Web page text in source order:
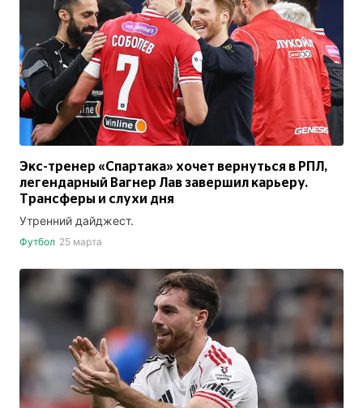
Экс-тренер «Спартака» хочет вернуться в РПЛ,
легендарный Вагнер Лав завершил карьеру.
Трансферы и слухи дня
Утренний дайджест.
Футбол 25 марта